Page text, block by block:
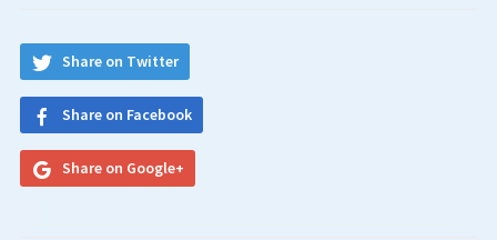
Share on Twitter
Share on Facebook
Share on Google+